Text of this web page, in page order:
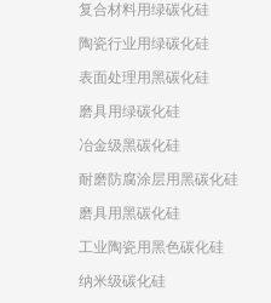
复合材料用绿碳化硅
陶瓷行业用绿碳化硅
表面处理用黑碳化硅
磨具用绿碳化硅
冶金级黑碳化硅
耐磨防腐涂层用黑碳化硅
磨具用黑碳化硅
工业陶瓷用黑色碳化硅
纳米级碳化硅